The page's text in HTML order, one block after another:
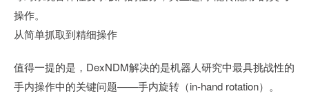
操作。
从简单抓取到精细操作
值得一提的是，DexNDM解决的是机器人研究中最具挑战性的
手内操作中的关键问题——手内旋转（in-hand rotation）。